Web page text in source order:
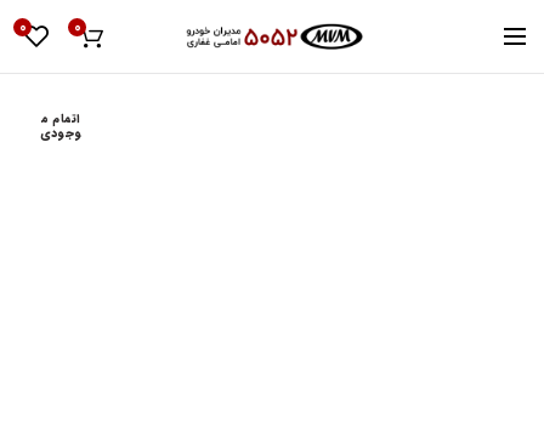
0
0
اتمام م
وجودی